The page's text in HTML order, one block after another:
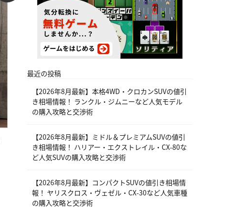
最近の投稿
【2026年8月最新】本格4WD・クロカンSUVの値引
き相場情報！ ランクル・ジムニーなど人気モデル
の購入攻略と交渉術
【2026年8月最新】ミドル＆プレミアムSUVの値引
き相場情報！ ハリアー・エクストレイル・CX-80な
ど人気SUVの購入攻略と交渉術
【2026年8月最新】コンパクトSUVの値引き相場情
報！ ヤリスクロス・ヴェゼル・CX-30など人気車種
の購入攻略と交渉術